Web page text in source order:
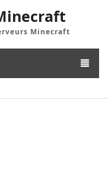
Minecraft